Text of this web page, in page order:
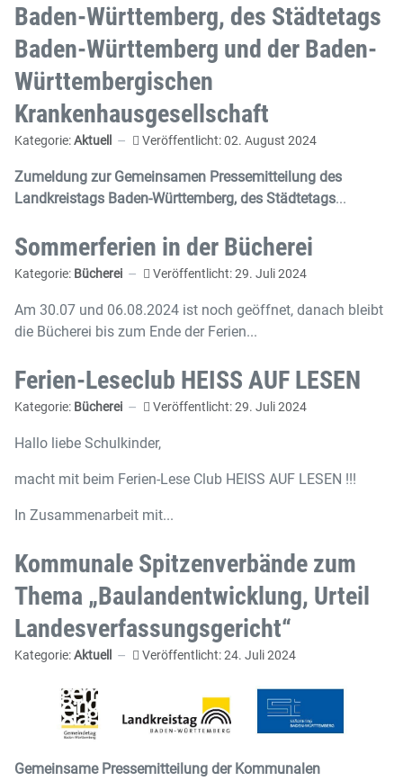
Baden-Württemberg, des Städtetags
Baden-Württemberg und der Baden-
Württembergischen
Krankenhausgesellschaft
Kategorie:Aktuell Veröffentlicht: 02. August 2024
Zumeldung zur Gemeinsamen Pressemitteilung des
Landkreistags Baden-Württemberg, des Städtetags...
Sommerferien in der Bücherei
Kategorie: Bücherei Veröffentlicht: 29. Juli 2024
Am 30.07 und 06.08.2024 ist noch geöffnet, danach bleibt
die Bücherei bis zum Ende der Ferien...
Ferien-Leseclub HEISS AUF LESEN
Kategorie: Bücherei Veröffentlicht: 29. Juli 2024
Hallo liebe Schulkinder,
macht mit beim Ferien-Lese Club HEISS AUF LESEN !!!
In Zusammenarbeit mit...
Kommunale Spitzenverbände zum
Thema „Baulandentwicklung, Urteil
Landesverfassungsgericht“
Kategorie:Aktuell Veröffentlicht: 24. Juli 2024
Gemeinsame Pressemitteilung der Kommunalen